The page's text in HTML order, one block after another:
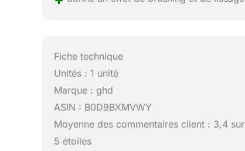
Fiche technique
Unités : 1 unité
Marque : ghd
ASIN : B0D9BXMVWY
Moyenne des commentaires client : 3,4 sur
5 étoiles